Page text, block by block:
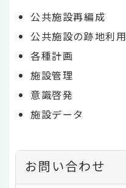
公共施設再編成
公共施設の跡地利用
各種計画
施設管理
意識啓発
施設データ
お問い合わせ